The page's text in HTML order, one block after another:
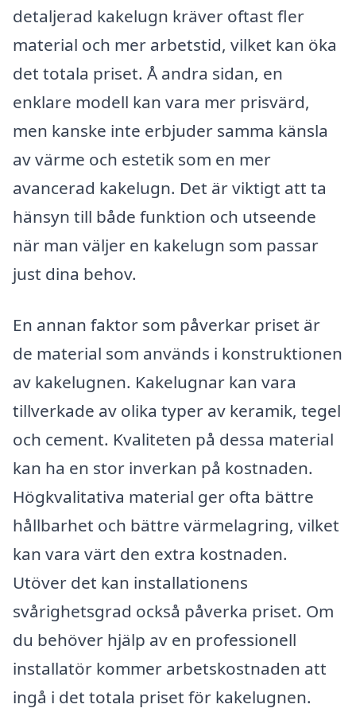
detaljerad kakelugn kräver oftast fler
material och mer arbetstid, vilket kan öka
det totala priset. Å andra sidan, en
enklare modell kan vara mer prisvärd,
men kanske inte erbjuder samma känsla
av värme och estetik som en mer
avancerad kakelugn. Det är viktigt att ta
hänsyn till både funktion och utseende
när man väljer en kakelugn som passar
just dina behov.
En annan faktor som påverkar priset är
de material som används i konstruktionen
av kakelugnen. Kakelugnar kan vara
tillverkade av olika typer av keramik, tegel
och cement. Kvaliteten på dessa material
kan ha en stor inverkan på kostnaden.
Högkvalitativa material ger ofta bättre
hållbarhet och bättre värmelagring, vilket
kan vara värt den extra kostnaden.
Utöver det kan installationens
svårighetsgrad också påverka priset. Om
du behöver hjälp av en professionell
installatör kommer arbetskostnaden att
ingå i det totala priset för kakelugnen.